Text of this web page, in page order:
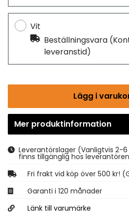
Vit
Beställningsvara
leveranstid)
Lägg i
Gå till
Mer produktinformation
Leverantörslager (Vanligtvis 2-
finns tillgänglig hos
Fri frakt vid köp över 500 kr!
Garanti i 120 månader
Länk till varumärke